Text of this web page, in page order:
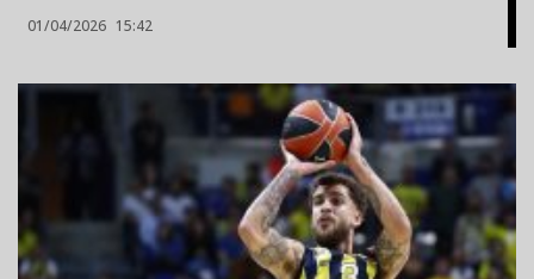
01/04/2026 15:42